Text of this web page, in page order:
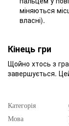
міняються
власні).
Кінець гри
Щойно хтось з
завершується.
Категорія
Мова